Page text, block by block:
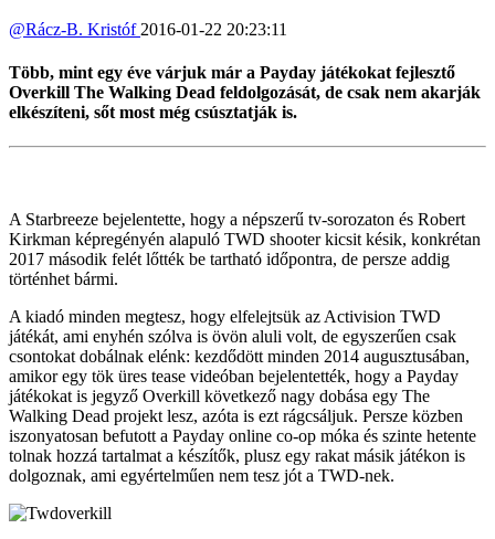
@Rácz-B. Kristóf 2016-01-22 20:23:11
Több, mint egy éve várjuk már a Payday játékokat fejlesztő
Overkill The Walking Dead feldolgozását, de csak nem akarják
elkészíteni, sőt most még csúsztatják is.
A Starbreeze bejelentette, hogy a népszerű tv-sorozaton és Robert
Kirkman képregényén alapuló TWD shooter kicsit késik, konkrétan
2017 második felét lőtték be tartható időpontra, de persze addig
történhet bármi.
A kiadó minden megtesz, hogy elfelejtsük az Activision TWD
játékát, ami enyhén szólva is övön aluli volt, de egyszerűen csak
csontokat dobálnak elénk: kezdődött minden 2014 augusztusában,
amikor egy tök üres tease videóban bejelentették, hogy a Payday
játékokat is jegyző Overkill következő nagy dobása egy The
Walking Dead projekt lesz, azóta is ezt rágcsáljuk. Persze közben
iszonyatosan befutott a Payday online co-op móka és szinte hetente
tolnak hozzá tartalmat a készítők, plusz egy rakat másik játékon is
dolgoznak, ami egyértelműen nem tesz jót a TWD-nek.